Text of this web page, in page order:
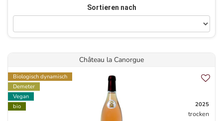
Sortieren nach
Château la Canorgue
Biologisch dynamisch
Demeter
Vegan
bio
2025
trocken